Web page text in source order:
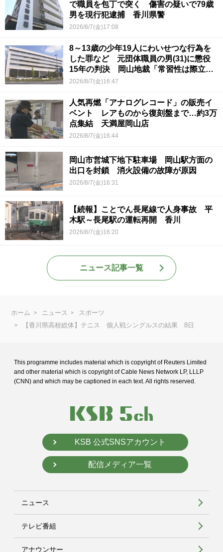
で職員を包丁で突く 傷害の疑いで79歳
男を現行犯逮捕 香川県警
2026/8/7(金)17:08
8～13歳の少年19人にわいせつな行為を
した罪など 元団体職員の男(31)に懲役
15年の判決 岡山地裁「常習性は際立っ
ていて被害結果も非常に重い」
2026/8/7(金)16:47
人気再燃「アナログレコード」の販売イ
ベント レアものから復刻盤まで…約3万
点集結 天満屋岡山店
2026/8/7(金)16:44
岡山市営城下地下駐車場 岡山駅方面の
出口を封鎖 消火設備の故障が原因
2026/8/7(金)16:31
【続報】ことでん長尾線で人身事故 平
木駅～長尾駅の運転再開 香川
2026/8/7(金)16:20
ニュース記事一覧
ホーム ニュース
スポーツ
【香川県高校総体】テニス 個人戦シングルスの結果 8日
This programme includes material which is copyright of Reuters Limited
and other material which is copyright of Cable News Network LP, LLLP
(CNN) and which may be captioned in each text. All rights reserved.
KSB 公式SNSアカウント
配信メディア一覧
ニュース
テレビ番組
アナウンサー